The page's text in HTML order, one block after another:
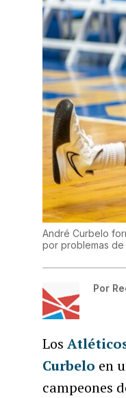
André Curbelo
por problemas de
Por
Los
Curbelo en
campeones